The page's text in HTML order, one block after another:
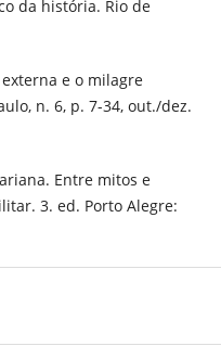
da história. Rio de
externa e o milagre
n. 6, p. 7-34, out./dez.
Entre mitos e
3. ed. Porto Alegre: